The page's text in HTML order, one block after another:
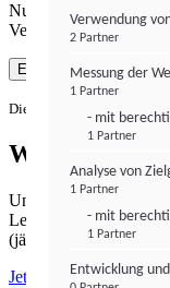
Nutzen Sie
Verwendung von
Einverstanden
Die Zustimmung ist
Werbefrei
Unabhängiger
Lesen Sie
(jährliche Abrechnung).
Jetzt abonnieren
Verwendung
2 Partner
Messung der
1 Partner
- mit
1 Partner
Analyse von
1 Partner
- mit
1 Partner
Entwicklung